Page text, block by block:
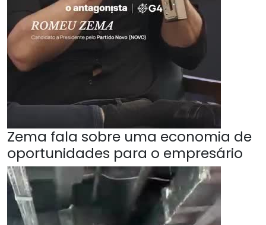
Zema fala sobre uma economia de
oportunidades para o empresário